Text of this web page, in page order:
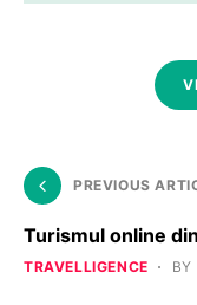
PREVIOUS
Turismul online
TRAVELLIGENCE BY